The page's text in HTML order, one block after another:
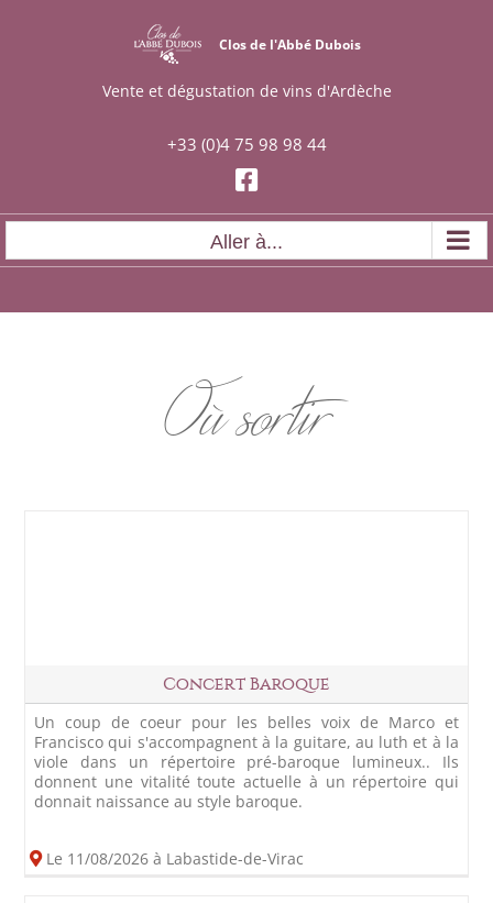
Clos de l'Abbé Dubois
Vente et dégustation de vins d'Ardèche
+33 (0)4 75 98 98 44
Aller à...
Où sortir
Concert Baroque
Un coup de coeur pour les belles voix de Marco et
Francisco qui s'accompagnent à la guitare, au luth et à la
viole dans un répertoire pré-baroque lumineux.. Ils
donnent une vitalité toute actuelle à un répertoire qui
donnait naissance au style baroque.
Le 11/08/2026 à Labastide-de-Virac